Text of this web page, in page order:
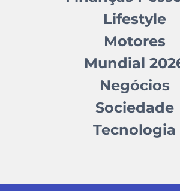
Lifestyle
Motores
Mundial
Negócios
Sociedade
Tecnologia